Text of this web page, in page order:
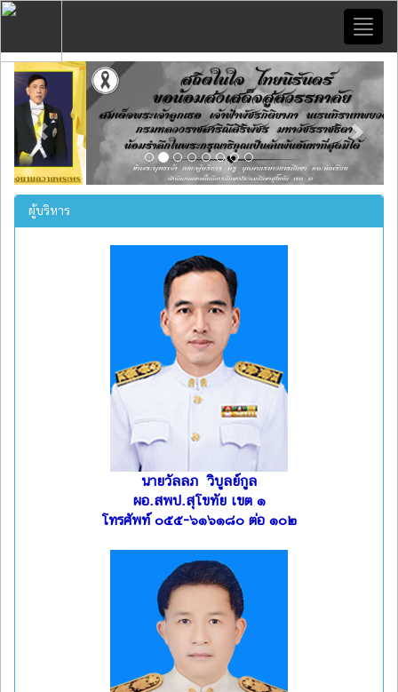
Previous Next
ผู้บริหาร
นายวัลลภ วิบูลย์กูล
ผอ.สพป.สุโขทัย เขต ๑
โทรศัพท์ ๐๕๕-๖๑๖๑๘๐ ต่อ ๑๐๒